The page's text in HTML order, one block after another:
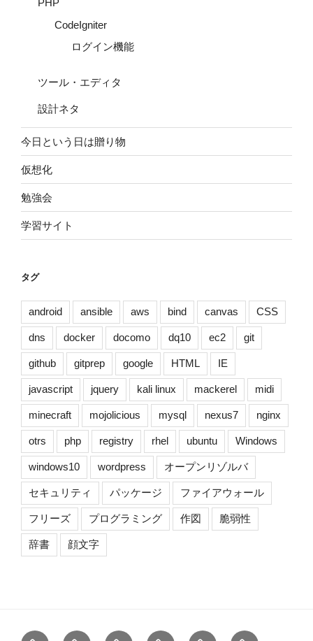
PHP
CodeIgniter
ログイン機能
ツール・エディタ
設計ネタ
今日という日は贈り物
仮想化
勉強会
学習サイト
タグ
android ansible aws bind canvas CSS
dns docker docomo dq10 ec2 git
github gitprep google HTML IE
javascript jquery kali linux mackerel midi
minecraft mojolicious mysql nexus7 nginx
otrs php registry rhel ubuntu Windows
windows10 wordpress オープンリゾルバ
セキュリティ パッケージ ファイアウォール
フリーズ プログラミング 作図 脆弱性
辞書 顔文字